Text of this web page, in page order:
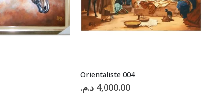
VENDU
3,200.00 د.م.